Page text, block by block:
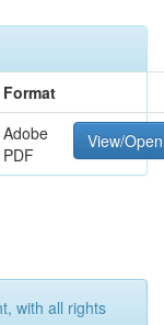
Format
Adobe
PDF
View/Open
with all rights